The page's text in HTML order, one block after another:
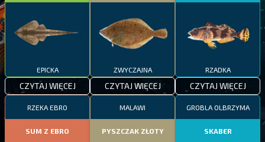
EPICKA
CZYTAJ WIĘCEJ
ZWYCZAJNA
CZYTAJ WIĘCEJ
RZADKA
CZYTAJ WIĘCEJ
RZEKA EBRO
SUM Z EBRO
MALAWI
PYSZCZAK ZŁOTY
GROBLA OLBRZYMA
SKABER